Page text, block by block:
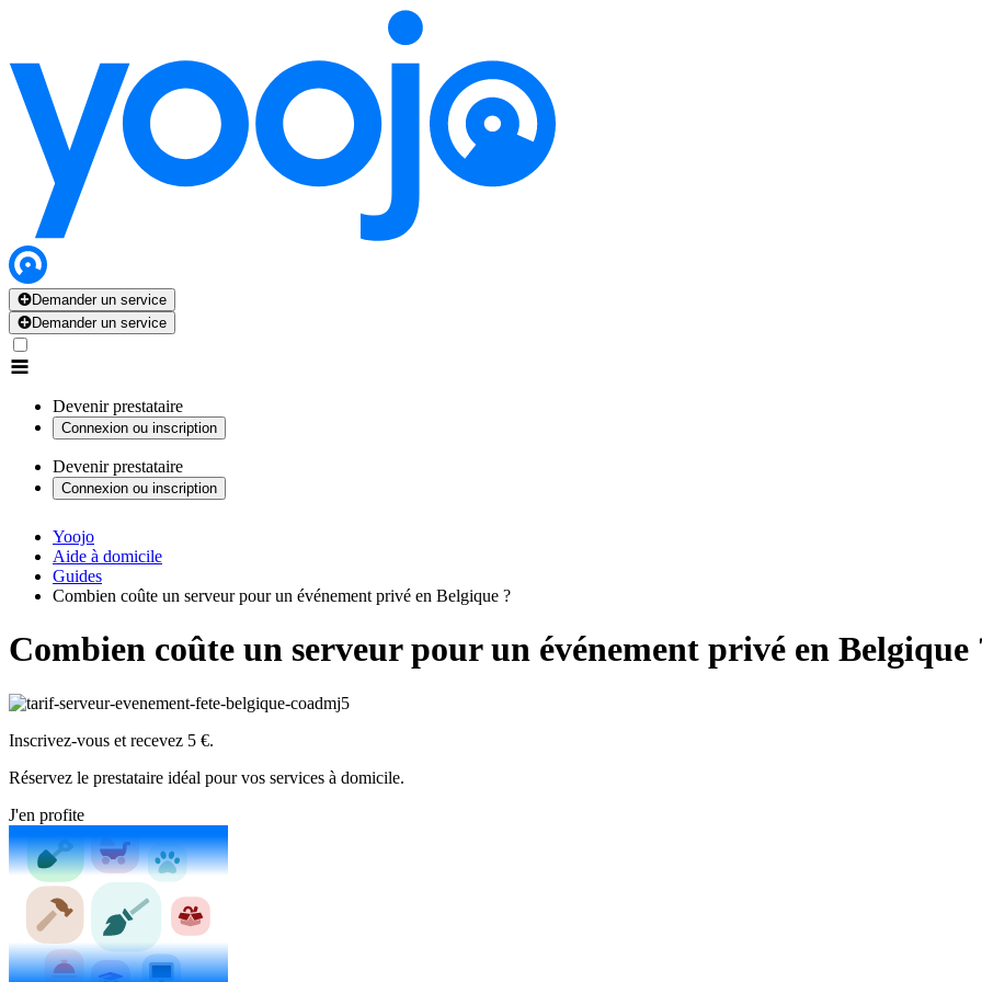
Demander un service
Demander un service
Devenir prestataire
Connexion ou inscription
Devenir prestataire
Connexion ou inscription
Yoojo
Aide à domicile
Guides
Combien coûte un serveur pour un événement privé en Belgique ?
Combien coûte un serveur pour un événement privé en Belgique
Inscrivez-vous et recevez 5 €.
Réservez le prestataire idéal pour vos services à domicile.
J'en profite